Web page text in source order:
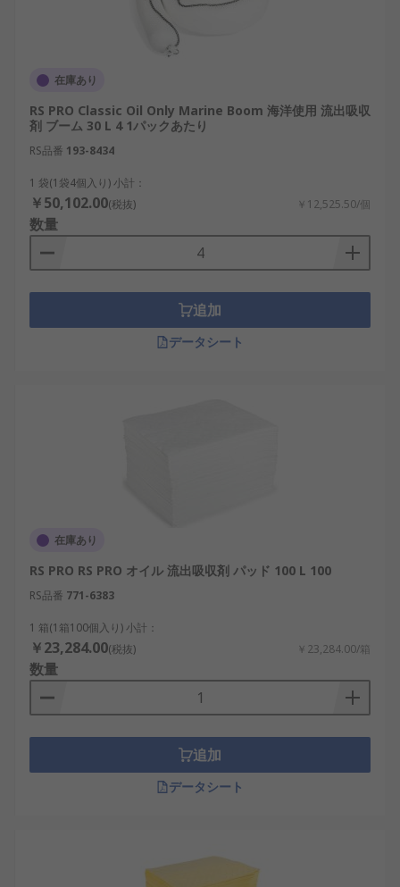
在庫あり
RS PRO Classic Oil Only Marine Boom 海洋使用 流出吸収
剤 ブーム 30 L 4 1パックあたり
RS品番 193-8434
1 袋(1袋4個入り) 小計：
￥50,102.00(税抜) ￥12,525.50/個
数量
追加
データシート
在庫あり
RS PRO RS PRO オイル 流出吸収剤 パッド 100 L 100
RS品番 771-6383
1 箱(1箱100個入り) 小計：
￥23,284.00(税抜) ￥23,284.00/箱
数量
追加
データシート